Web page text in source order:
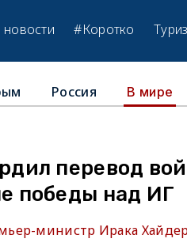
#Коротко
Россия В мире
перевод
победы над ИГ
министр Ирака